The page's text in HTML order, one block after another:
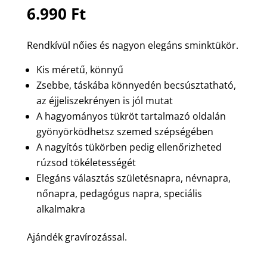
6.990 Ft
Rendkívül nőies és nagyon elegáns sminktükör.
Kis méretű, könnyű
Zsebbe, táskába könnyedén becsúsztatható,
az éjjeliszekrényen is jól mutat
A hagyományos tükröt tartalmazó oldalán
gyönyörködhetsz szemed szépségében
A nagyítós tükörben pedig ellenőrizheted
rúzsod tökéletességét
Elegáns választás születésnapra, névnapra,
nőnapra, pedagógus napra, speciális
alkalmakra
Ajándék gravírozással.